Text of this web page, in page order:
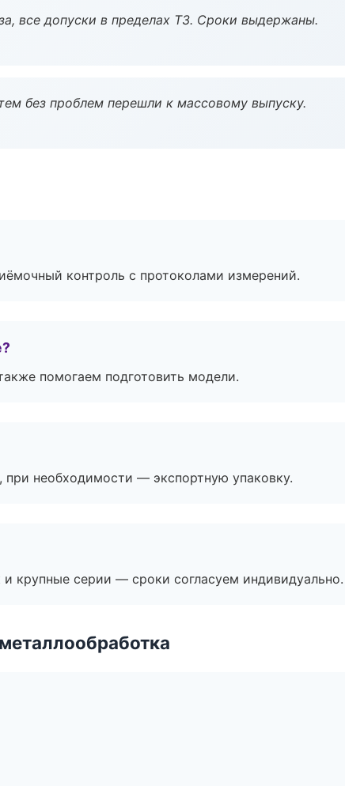
все допуски в пределах ТЗ. Сроки выдержаны.
без проблем перешли к массовому выпуску.
контроль с протоколами измерений.
помогаем подготовить модели.
необходимости — экспортную упаковку.
крупные серии — сроки согласуем индивидуально.